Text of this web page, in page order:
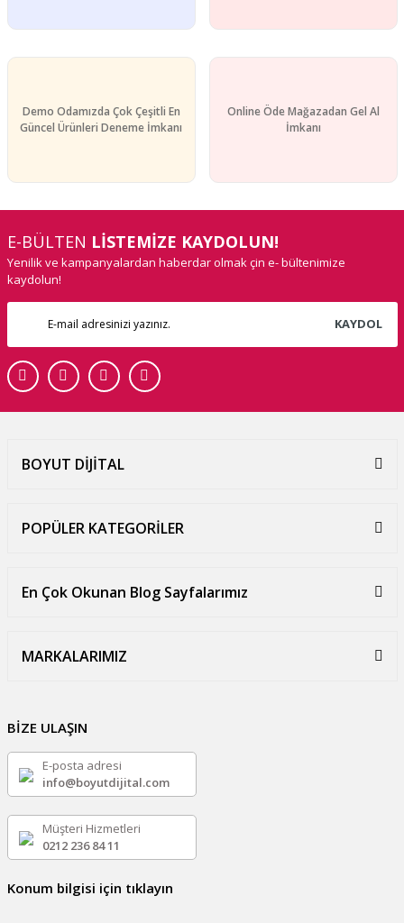
Demo Odamızda Çok Çeşitli En
Güncel Ürünleri Deneme İmkanı
Online Öde Mağazadan Gel Al
İmkanı
E-BÜLTEN LİSTEMİZE KAYDOLUN!
Yenilik ve kampanyalardan haberdar olmak çin e- bültenimize
kaydolun!
KAYDOL
BOYUT DİJİTAL
POPÜLER KATEGORİLER
En Çok Okunan Blog Sayfalarımız
MARKALARIMIZ
BİZE ULAŞIN
E-posta adresi
info@boyutdijital.com
Müşteri Hizmetleri
0212 236 84 11
Konum bilgisi için tıklayın